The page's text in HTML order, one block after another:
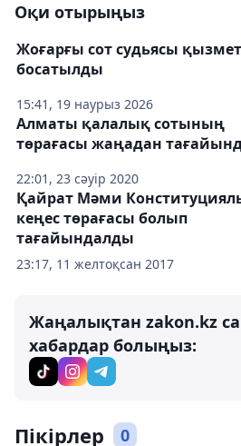
Оқи отырыңыз
15:41, 19 наурыз 2026
Жоғарғы сот судьясы
босатылды
22:01, 23 сәуір 2020
Алматы қалалық сотының
төрағасы жаңадан
23:17, 11 желтоқсан 2017
Қайрат Мәми
кеңес төрағасы болып
тағайындалды
Жаңалықтан zakon.kz
хабардар болыңыз:
Пікірлер 0